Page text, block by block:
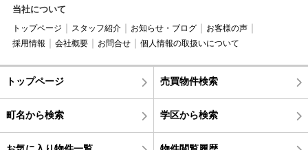
当社について
トップページ スタッフ紹介 お知らせ・ブログ
お客様の声
採用情報
会社概要 お問合せ 個人情報の取扱いについて
トップページ 売買物件検索
町名から検索 学区から検索